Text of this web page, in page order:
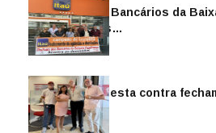
Sindicato dos Bancários da
reintegra mais…
Jul 14, 2026
Sindicato protesta contra
as demiss…
Mai 13, 2026